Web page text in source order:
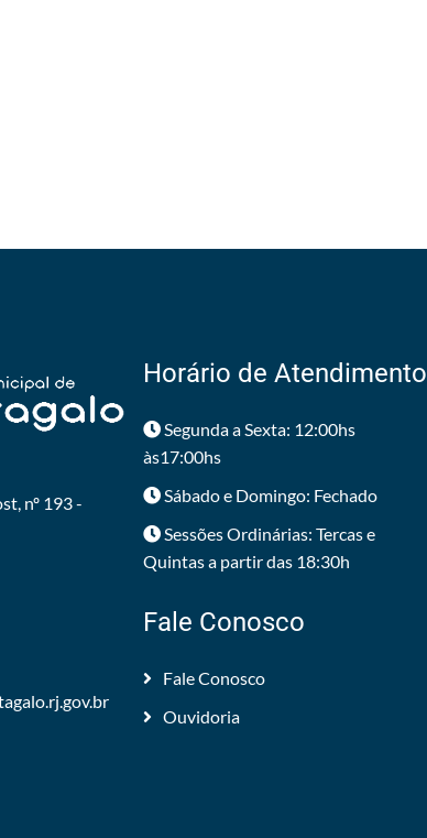
nº 193 -
Horário de Atendimento
Segunda a Sexta: 12:00hs
às17:00hs
Sábado e Domingo: Fechado
Sessões Ordinárias: Tercas e
Quintas a partir das 18:30h
Fale Conosco
Fale Conosco
Ouvidoria